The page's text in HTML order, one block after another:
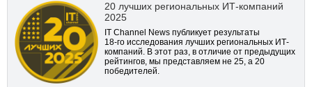
20 лучших региональных ИТ-компаний
2025
IT Channel News публикует результаты
18-го исследования лучших региональных ИТ-
компаний. В этот раз, в отличие от предыдущих
рейтингов, мы представляем не 25, а 20
победителей.